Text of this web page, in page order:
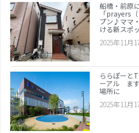
船橋・前原
「prayers
プン♪ママ
ける新スポ
2025年11月
ららぽーと
ーアル ま
場所に
2025年11月